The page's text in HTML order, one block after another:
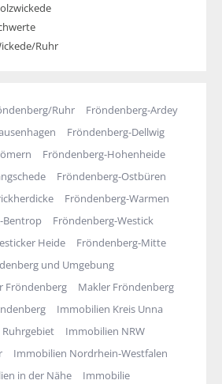
Ruhr
Ruhr
Fröndenberg-Ardey
Fröndenberg-Dellwig
Fröndenberg-Hohenheide
Fröndenberg-Ostbüren
Fröndenberg-Warmen
Bentrop
Fröndenberg-Westick
Heide
Fröndenberg-Mitte
und Umgebung
Fröndenberg
Makler Fröndenberg
Immobilien Kreis Unna
Immobilien NRW
Immobilien Nordrhein-Westfalen
in der Nähe
Immobilie